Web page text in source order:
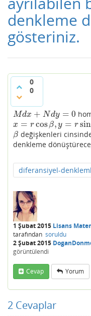
denkleme
gösteriniz.
0
0
Mdx + Ndy = 0
Mdx+ Nd y=0
x = r cos β, y = rsin
x= rcosβ,y=rsinβ
β
β değişkenleri
denkleme
diferansiyel-
1 Şubat 2015 Lisans
tarafından soruldu
2 Şubat 2015
görüntülendi
Cevap Yorum
2 Cevaplar